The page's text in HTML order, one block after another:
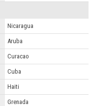
Nicaragua
Aruba
Curacao
Cuba
Haiti
Grenada